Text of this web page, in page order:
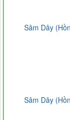
Sâm Dây
Sâm Dây